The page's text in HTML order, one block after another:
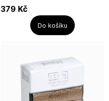
Hřejivé srdce tvoří směs zázvoru,
muškátového oříšku a...
379 Kč
Do košíku